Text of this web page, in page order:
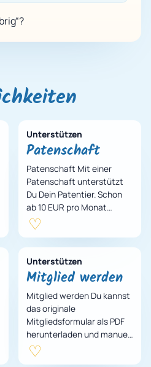
Unterstützen
Patenschaft
Patenschaft Mit einer
Patenschaft unterstützt
Du Dein Patentier. Schon
ab 10 EUR pro Monat
unterstützt Du Dein
Patentier. Gerne darfst Du
Dein Patentier einmal…
Unterstützen
Mitglied werden
Mitglied werden Du kannst
das originale
Mitgliedsformular als PDF
herunterladen und manuell
ausfüllen oder deine Daten
direkt hier eintragen und